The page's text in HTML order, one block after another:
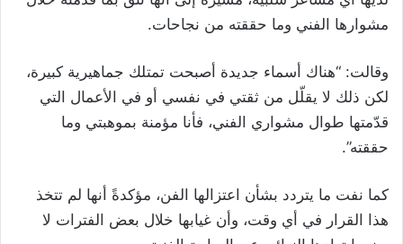
مشوارها الفني وما حققته من نجاحات.
وقالت: “هناك أسماء جديدة أصبحت تمتلك جماهيرية كبيرة،
لكن ذلك لا يقلّل من ثقتي في نفسي أو في الأعمال التي
قدّمتها طوال مشواري الفني، فأنا مؤمنة بموهبتي وما
حققته”.
كما نفت ما يتردد بشأن اعتزالها الفن، مؤكدةً أنها لم تتخذ
هذا القرار في أي وقت، وأن غيابها خلال بعض الفترات لا